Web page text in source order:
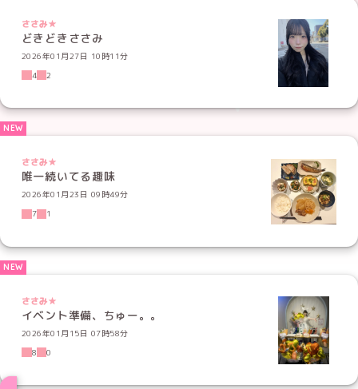
ささみ★
どきどきささみ
2026年01月27日 10時11分
4
2
ささみ★
唯一続いてる趣味
2026年01月23日 09時49分
7
1
ささみ★
イベント準備、ちゅー。。
2026年01月15日 07時58分
8
0